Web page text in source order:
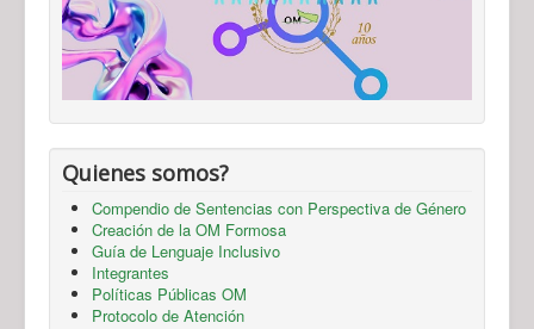
Quienes somos?
Compendio de Sentencias con Perspectiva de Género
Creación de la OM Formosa
Guía de Lenguaje Inclusivo
Integrantes
Políticas Públicas OM
Protocolo de Atención